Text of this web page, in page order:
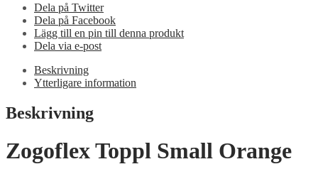
Dela på Twitter
Dela på Facebook
Lägg till en pin till denna produkt
Dela via e-post
Beskrivning
Ytterligare information
Beskrivning
Zogoflex Toppl Small Orange